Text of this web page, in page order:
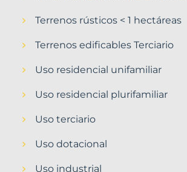
Terrenos rústicos < 1 hectáreas
Terrenos edificables Terciario
Uso residencial unifamiliar
Uso residencial plurifamiliar
Uso terciario
Uso dotacional
Uso industrial